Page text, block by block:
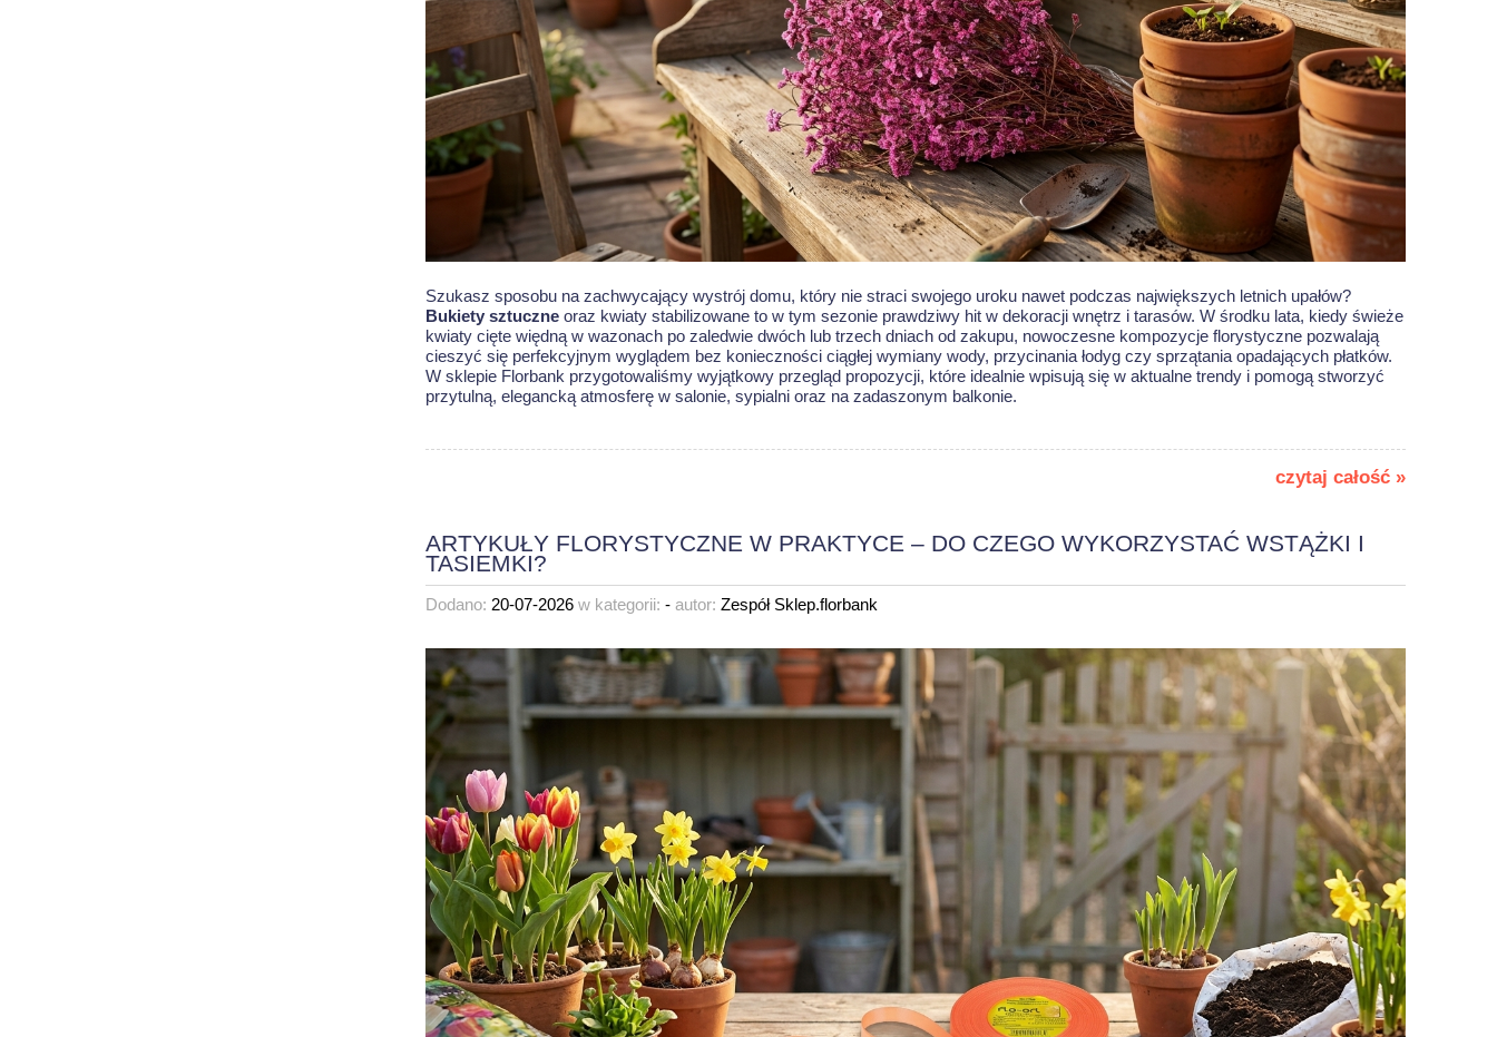
Szukasz sposobu na zachwycający wystrój domu, który nie straci swojego uroku nawet podczas największych letnich upałów?
Bukiety sztuczne oraz kwiaty stabilizowane to w tym sezonie prawdziwy hit w dekoracji wnętrz i tarasów. W środku lata, kiedy świeże
kwiaty cięte więdną w wazonach po zaledwie dwóch lub trzech dniach od zakupu, nowoczesne kompozycje florystyczne pozwalają
cieszyć się perfekcyjnym wyglądem bez konieczności ciągłej wymiany wody, przycinania łodyg czy sprzątania opadających płatków.
W sklepie Florbank przygotowaliśmy wyjątkowy przegląd propozycji, które idealnie wpisują się w aktualne trendy i pomogą stworzyć
przytulną, elegancką atmosferę w salonie, sypialni oraz na zadaszonym balkonie.
czytaj całość »
ARTYKUŁY FLORYSTYCZNE W PRAKTYCE – DO CZEGO WYKORZYSTAĆ WSTĄŻKI I
TASIEMKI?
Dodano: 20-07-2026 w kategorii: - autor: Zespół Sklep.florbank